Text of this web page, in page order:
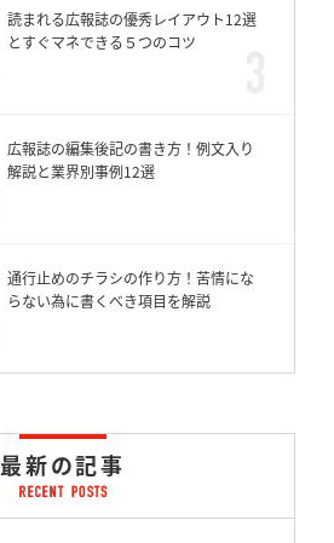
読まれる広報誌の優秀レイアウト12選
とすぐマネできる５つのコツ
広報誌の編集後記の書き方！例文入り
解説と業界別事例12選
通行止めのチラシの作り方！苦情にな
らない為に書くべき項目を解説
最新の記事